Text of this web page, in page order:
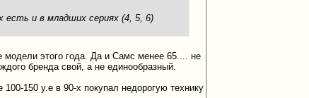
и в младших сериях (4, 5, 6)
этого года. Да и Самс менее 65.... не
бренда свой, а не единообразный.
150 у.е в 90-х покупал недорогую технику